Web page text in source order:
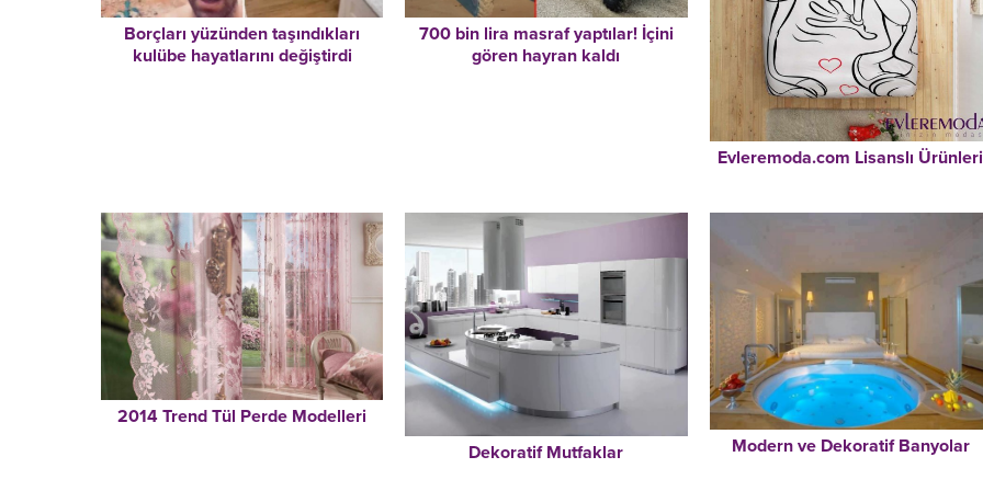
Borçları yüzünden taşındıkları
kulübe hayatlarını değiştirdi
700 bin lira masraf yaptılar! İçini
gören hayran kaldı
Evleremoda.com Lisanslı Ürünleri
2014 Trend Tül Perde Modelleri
Dekoratif Mutfaklar
Modern ve Dekoratif Banyolar